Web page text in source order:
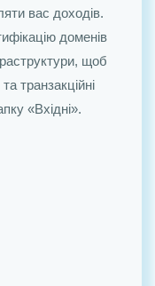
команда
що дозволяє
а ми дбаємо про
вас доходів.
доменів
щоб
транзакційні
«Вхідні».